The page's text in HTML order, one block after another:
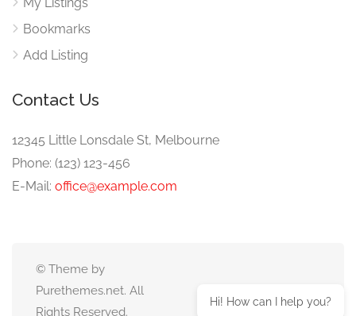
Bookmarks
Add Listing
Contact Us
12345 Little Lonsdale St, Melbourne
Phone: (123) 123-456
E-Mail: office@example.com
© Theme by
Purethemes.net. All
Rights Reserved.
Hi! How can I help you?